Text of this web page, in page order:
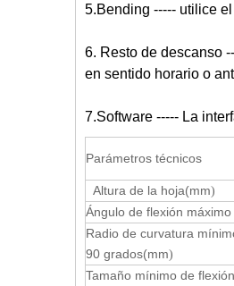
5.Bending ----- utilice
6. Resto de descanso
en sentido horario o
7.Software ----- La
Parámetros técnicos
Altura de la hoja(mm)
Ángulo de flexión máximo
Radio de curvatura
90 grados(mm)
Tamaño mínimo de